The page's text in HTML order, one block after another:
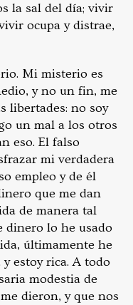
la sal del día; vivir
ocupa y distrae,
Mi misterio es
y no un fin, me
libertades: no soy
un mal a los otros
eso. El falso
mi verdadera
empleo y de él
que me dan
de manera tal
dinero lo he usado
últimamente he
estoy rica. A todo
modestia de
dieron, y que nos